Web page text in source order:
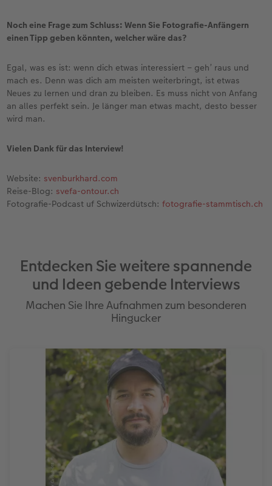
Noch eine Frage zum Schluss: Wenn Sie Fotografie-Anfängern
einen Tipp geben könnten, welcher wäre das?
Egal, was es ist: wenn dich etwas interessiert – geh’ raus und
mach es. Denn was dich am meisten weiterbringt, ist etwas
Neues zu lernen und dran zu bleiben. Es muss nicht von Anfang
an alles perfekt sein. Je länger man etwas macht, desto besser
wird man.
Vielen Dank für das Interview!
Website: svenburkhard.com
Reise-Blog: svefa-ontour.ch
Fotografie-Podcast uf Schwizerdütsch:fotografie-stammtisch.ch
Entdecken Sie weitere spannende
und Ideen gebende Interviews
Machen Sie Ihre Aufnahmen zum besonderen
Hingucker